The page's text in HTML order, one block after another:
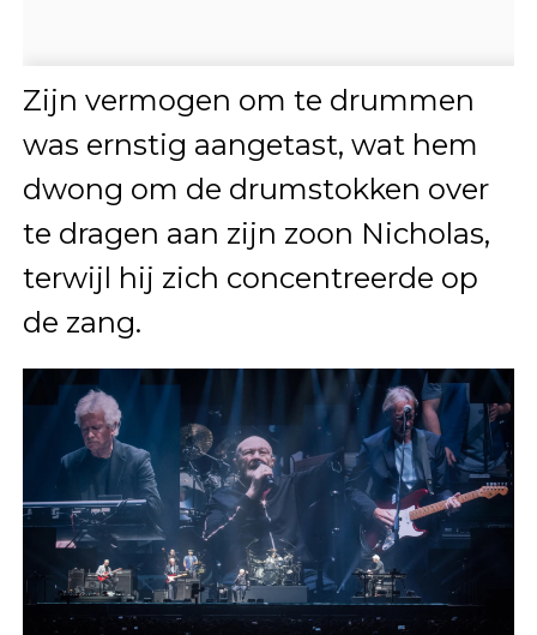
Zijn vermogen om te drummen
was ernstig aangetast, wat hem
dwong om de drumstokken over
te dragen aan zijn zoon Nicholas,
terwijl hij zich concentreerde op
de zang.